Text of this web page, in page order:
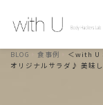
BLOG 食事例
＜with U
オリジナルサラダ♪ 美味